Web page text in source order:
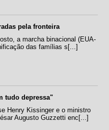
pela fronteira
a marcha binacional (EUA-
das famílias s[...]
tudo depressa"
Henry Kissinger e o ministro
Augusto Guzzetti enc[...]